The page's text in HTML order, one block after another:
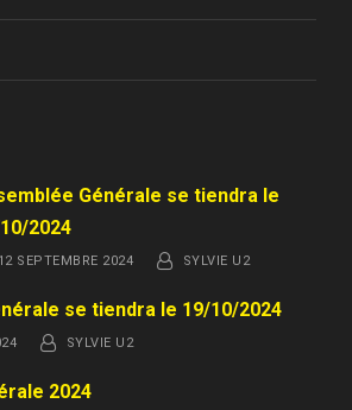
Générale se tiendra le
2024
12 SEPTEMBRE 2024 SYLVIE U2
se tiendra le 19/10/2024
SYLVIE U2
2024